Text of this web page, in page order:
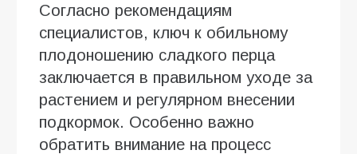
Согласно рекомендациям
специалистов, ключ к обильному
плодоношению сладкого перца
заключается в правильном уходе за
растением и регулярном внесении
подкормок. Особенно важно
обратить внимание на процесс